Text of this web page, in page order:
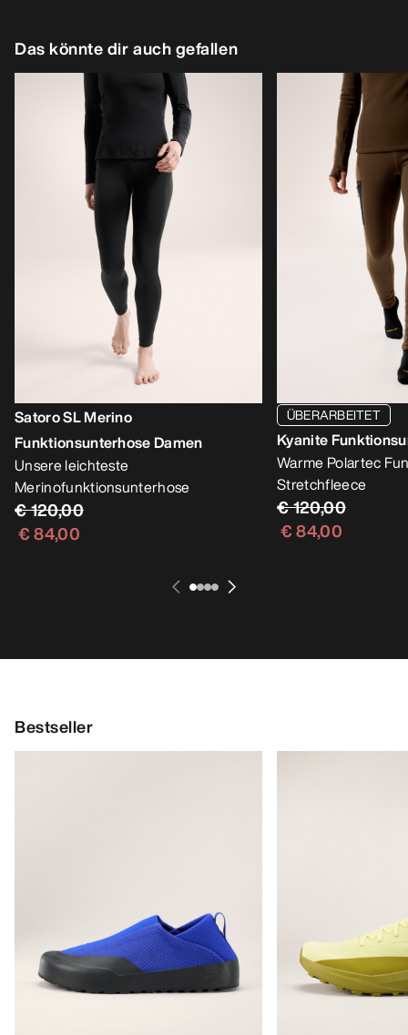
Das könnte dir auch gefallen
Satoro SL Merino
Funktionsunterhose Damen
Unsere leichteste
Merinofunktionsunterhose
€ 120,00
€ 84,00
ÜBERARBEITET
Kyanite
Warme Polartec
Stretchfleece
€ 120,00
€ 84,00
Bestseller